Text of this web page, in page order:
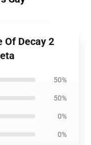
Of Decay 2
50%
50%
0%
0%